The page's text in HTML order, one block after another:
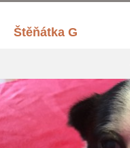
Štěňátka G